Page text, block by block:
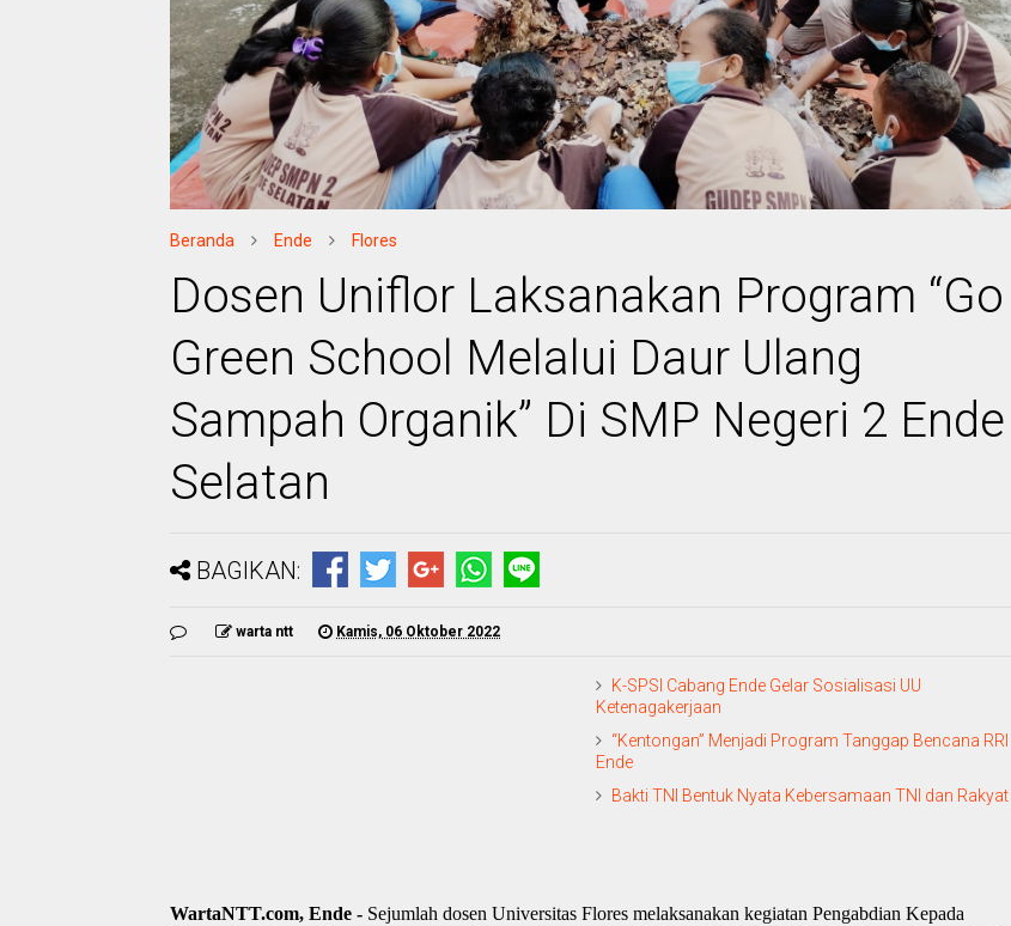
Beranda Ende Flores
Dosen Uniflor Laksanakan Program “Go
Green School Melalui Daur Ulang
Sampah Organik” Di SMP Negeri 2 Ende
Selatan
BAGIKAN:
warta ntt Kamis, 06 Oktober 2022
K-SPSI Cabang Ende Gelar Sosialisasi UU
Ketenagakerjaan
“Kentongan” Menjadi Program Tanggap Bencana RRI
Ende
Bakti TNI Bentuk Nyata Kebersamaan TNI dan Rakyat
WartaNTT.com, Ende - Sejumlah dosen Universitas Flores melaksanakan kegiatan Pengabdian Kepada